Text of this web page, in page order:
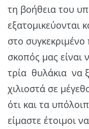
τη βοήθεια του
εξατομικεύονται
στο
σκοπός μας είναι
τρία θυλάκια να
χιλιοστά σε
ότι και τα
είμαστε έτοιμοι